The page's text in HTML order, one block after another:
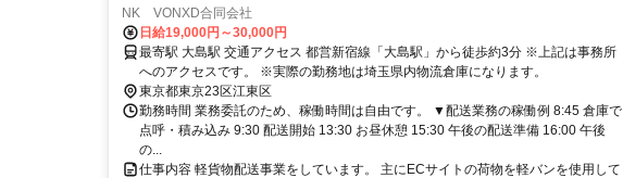
NK VONXD合同会社
日給19,000円～30,000円
最寄駅 大島駅 交通アクセス 都営新宿線「大島駅」から徒歩約3分 ※上記は事務所
へのアクセスです。 ※実際の勤務地は埼玉県内物流倉庫になります。
東京都東京23区江東区
勤務時間 業務委託のため、稼働時間は自由です。 ▼配送業務の稼働例 8:45 倉庫で
点呼・積み込み 9:30 配送開始 13:30 お昼休憩 15:30 午後の配送準備 16:00 午後
の...
仕事内容 軽貨物配送事業をしています。 主にECサイトの荷物を軽バンを使用して